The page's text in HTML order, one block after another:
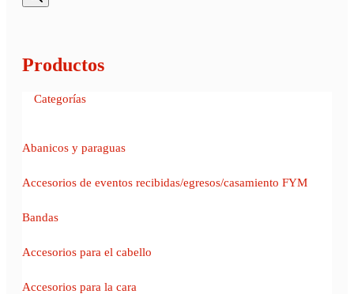
Productos
Categorías
Abanicos y paraguas
Accesorios de eventos recibidas/egresos/casamiento FYM
Bandas
Accesorios para el cabello
Accesorios para la cara